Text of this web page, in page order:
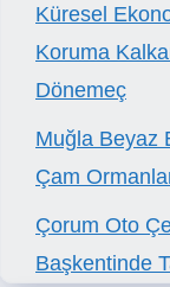
Küresel
Koruma
Dönemeç
Muğla Beyaz
Çam
Çorum Oto
Başkentinde